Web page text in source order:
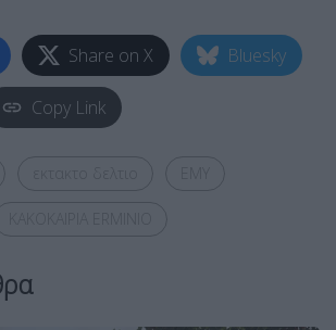
Share on X Bluesky
Copy Link